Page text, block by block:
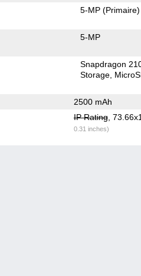
5-MP(Primaire)
5-MP
Snapdragon
Storage
2500 mAh
IP Rating,
0.31 inches)